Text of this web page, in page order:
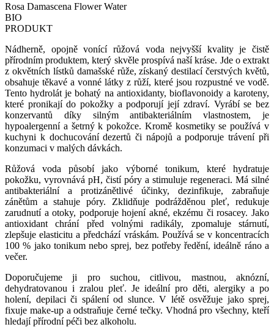
Rosa Damascena Flower Water
BIO
PRODUKT
Nádherně, opojně vonící růžová voda nejvyšší kvality je čistě
přírodním produktem, který skvěle prospívá naší kráse. Jde o extrakt
z okvětních lístků damašské růže, získaný destilací čerstvých květů,
obsahuje těkavé a vonné látky z růží, které jsou rozpustné ve vodě.
Tento hydrolát je bohatý na antioxidanty, bioflavonoidy a karoteny,
které pronikají do pokožky a podporují její zdraví. Vyrábí se bez
konzervantů díky silným antibakteriálním vlastnostem, je
hypoalergenní a šetrný k pokožce. Kromě kosmetiky se používá v
kuchyni k dochucování dezertů či nápojů a podporuje trávení při
konzumaci v malých dávkách.
Růžová voda působí jako výborné tonikum, které hydratuje
pokožku, vyrovnává pH, čistí póry a stimuluje regeneraci. Má silné
antibakteriální a protizánětlivé účinky, dezinfikuje, zabraňuje
zánětům a stahuje póry. Zklidňuje podrážděnou pleť, redukuje
zarudnutí a otoky, podporuje hojení akné, ekzému či rosacey. Jako
antioxidant chrání před volnými radikály, zpomaluje stárnutí,
zlepšuje elasticitu a předchází vráskám. Používá se v koncentracích
100 % jako tonikum nebo sprej, bez potřeby ředění, ideálně ráno a
večer.
Doporučujeme ji pro suchou, citlivou, mastnou, aknózní,
dehydratovanou i zralou pleť. Je ideální pro děti, alergiky a po
holení, depilaci či spálení od slunce. V létě osvěžuje jako sprej,
fixuje make-up a odstraňuje černé tečky. Vhodná pro všechny, kteří
hledají přírodní péči bez alkoholu.